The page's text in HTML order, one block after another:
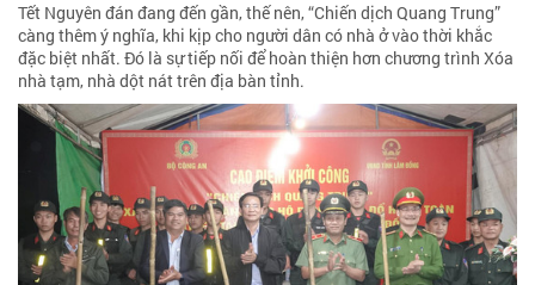
Tết Nguyên đán đang đến gần, thế nên, “Chiến dịch Quang Trung”
càng thêm ý nghĩa, khi kịp cho người dân có nhà ở vào thời khắc
đặc biệt nhất. Đó là sự tiếp nối để hoàn thiện hơn chương trình Xóa
nhà tạm, nhà dột nát trên địa bàn tỉnh.